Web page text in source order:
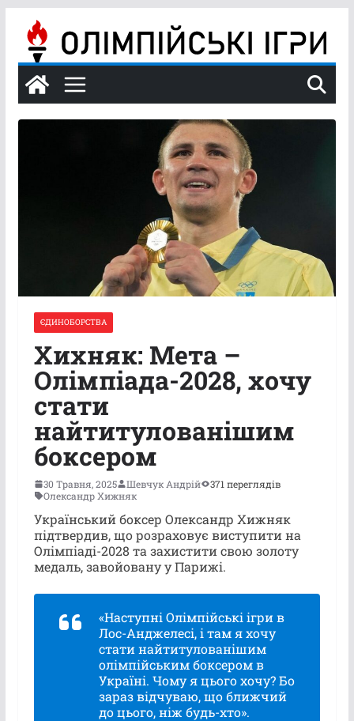
вмісту
ЄДИНОБОРСТВА
Хихняк: Мета –
Олімпіада-2028, хочу
стати
найтитулованішим
боксером
30 Травня, 2025 Шевчук Андрій
371 переглядів
Олександр Хижняк
Український боксер Олександр Хижняк
підтвердив, що розраховує виступити на
Олімпіаді-2028 та захистити свою золоту
медаль, завойовану у Парижі.
«Наступні Олімпійські ігри в
Лос-Анджелесі, і там я хочу
стати найтитулованішим
олімпійським боксером в
Україні. Чому я цього хочу? Бо
зараз відчуваю, що ближчий
до цього, ніж будь-хто».